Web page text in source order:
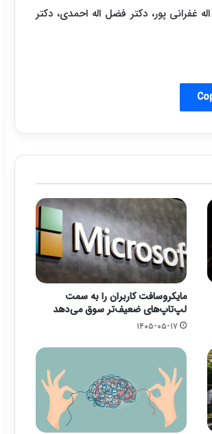
غفرانی پور، دکتر فضل اله احمدی، دکتر
مایکروسافت کاربران را به سمت
لپ‌تاپ‌های ضعیف‌تر سوق می‌دهد
۱۴۰۵-۰۵-۱۷